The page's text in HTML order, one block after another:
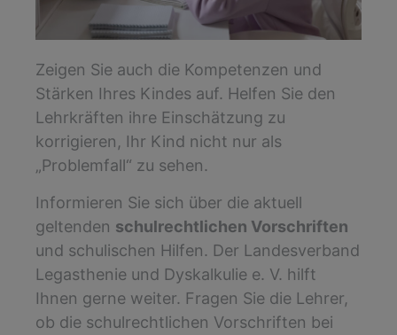
Zeigen Sie auch die Kompetenzen und
Stärken Ihres Kindes auf. Helfen Sie den
Lehrkräften ihre Einschätzung zu
korrigieren, Ihr Kind nicht nur als
„Problemfall“ zu sehen.
Informieren Sie sich über die aktuell
geltenden schulrechtlichen Vorschriften
und schulischen Hilfen. Der Landesverband
Legasthenie und Dyskalkulie e. V. hilft
Ihnen gerne weiter. Fragen Sie die Lehrer,
ob die schulrechtlichen Vorschriften bei